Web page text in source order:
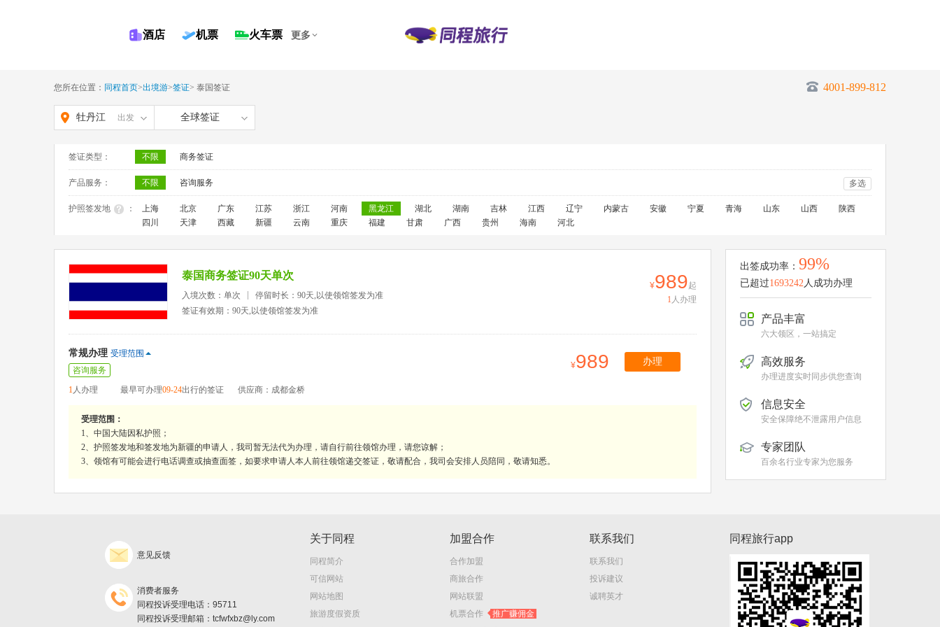
酒店 机票 火车票 更多
您所在位置： 同程首页>出境游>签证> 泰国签证 4001-899-812
牡丹江 出发 全球签证
签证类型： 不限 商务签证
产品服务： 不限 咨询服务 多选
护照签发地 ： 上海 北京 广东 江苏 浙江 河南 黑龙江 湖北 湖南 吉林 江西 辽宁 内蒙古 安徽 宁夏 青海 山东 山西
陕西
四川
天津 西藏 新疆 云南 重庆 福建 甘肃 广西 贵州 海南 河北
泰国商务签证90天单次
入境次数：单次
停留时长：90天,以使领馆签发为准
签证有效期：90天,以使领馆签发为准
989起
1 人办理
常规办理 受理范围
咨询服务
1人办理 最早可办理09-24出行的签证 供应商：成都金桥
989 办理
受理范围：
1、中国大陆因私护照；
2、护照签发地和签发地为新疆的申请人，我司暂无法代为办理，请自行前往领馆办理，请您谅解；
3、领馆有可能会进行电话调查或抽查面签，如要求申请人本人前往领馆递交签证，敬请配合，我司会安排人员陪同，敬请知悉。
出签成功率： 99%
已超过1693242人成功办理
产品丰富
六大领区，一站搞定
高效服务
办理进度实时同步供您查询
信息安全
安全保障绝不泄露用户信息
专家团队
百余名行业专家为您服务
意见反馈
消费者服务
同程投诉受理电话：95711
同程投诉受理邮箱：tcfwfxbz@ly.com
关于同程
同程简介
可信网站
网站地图
旅游度假资质
加盟合作
合作加盟
商旅合作
网站联盟
机票合作
推广赚佣金
联系我们
联系我们
投诉建议
诚聘英才
同程旅行app